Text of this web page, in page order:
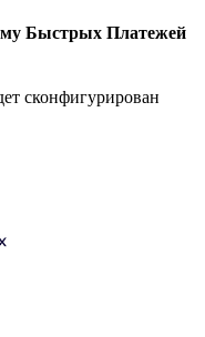
Быстрых Платежей
сконфигурирован